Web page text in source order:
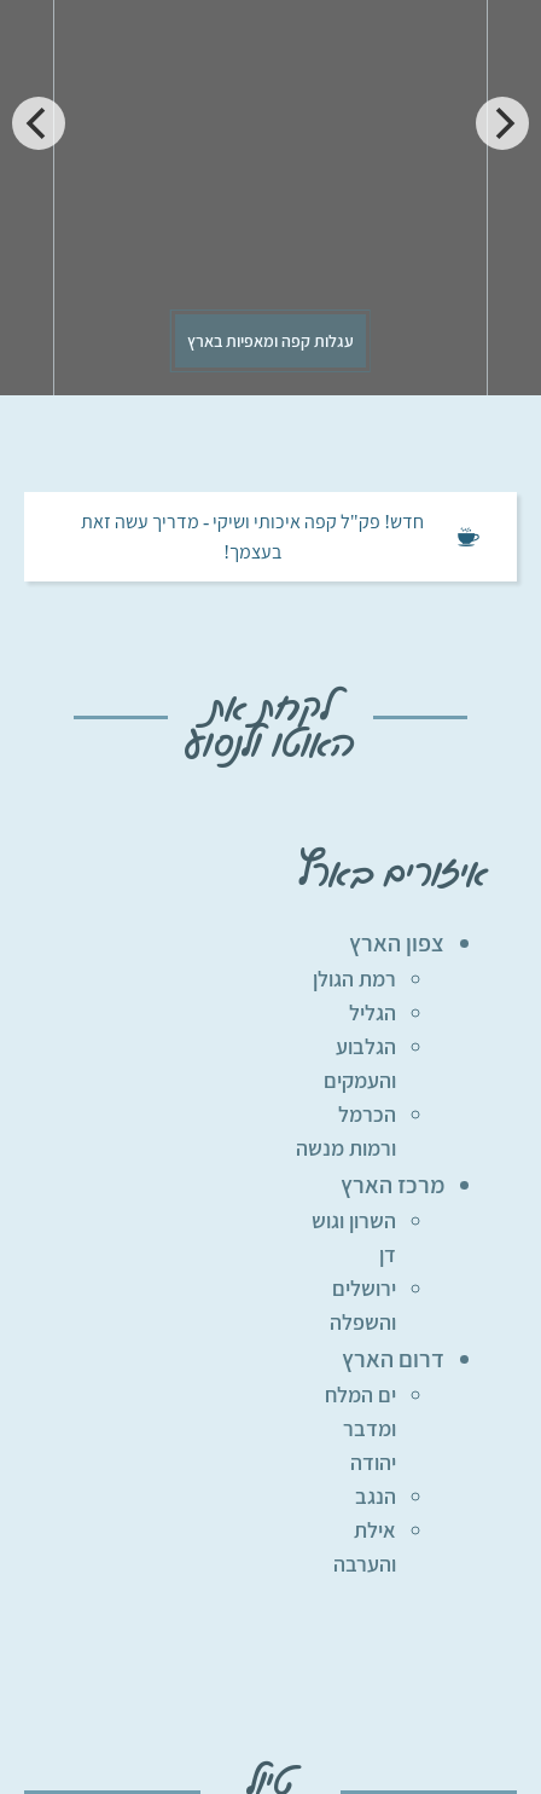
עגלות קפה ומאפיות בארץ
חדש! פק"ל קפה איכותי ושיקי - מדריך עשה זאת
בעצמך!
לקחת את
האוטו ולנסוע
איזורים בארץ
צפון הארץ
רמת הגולן
הגליל
הגלבוע
והעמקים
הכרמל
ורמות מנשה
מרכז הארץ
השרון וגוש
דן
ירושלים
והשפלה
דרום הארץ
ים המלח
ומדבר
יהודה
הנגב
אילת
והערבה
טיול